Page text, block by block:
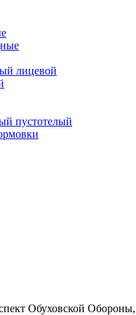
лицевой
пустотелый
Обуховской